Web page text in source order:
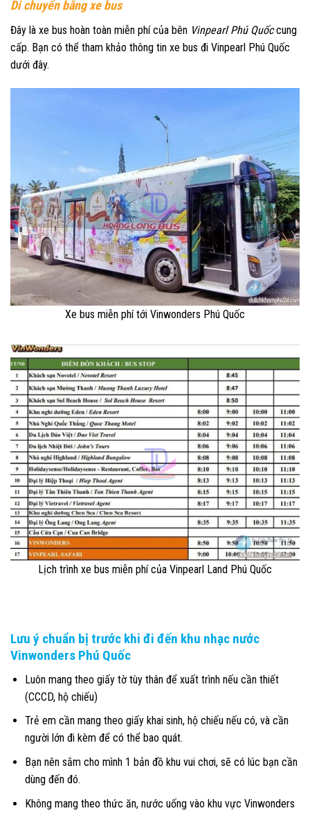
Di chuyển bằng xe bus
Đây là xe bus hoàn toàn miễn phí của bên Vinpearl Phú Quốccung
cấp. Bạn có thể tham khảo thông tin xe bus đi Vinpearl Phú Quốc
dưới đây.
Xe bus miễn phí tới Vinwonders Phú Quốc
Lịch trình xe bus miễn phí của Vinpearl Land Phú Quốc
Lưu ý chuẩn bị trước khi đi đến khu nhạc nước
Vinwonders Phú Quốc
Luôn mang theo giấy tờ tùy thân để xuất trình nếu cần thiết
(CCCD, hộ chiếu)
Trẻ em cần mang theo giấy khai sinh, hộ chiếu nếu có, và cần
người lớn đi kèm để có thể bao quát.
Bạn nên sắm cho mình 1 bản đồ khu vui chơi, sẽ có lúc bạn cần
dùng đến đó.
Không mang theo thức ăn, nước uống vào khu vực Vinwonders